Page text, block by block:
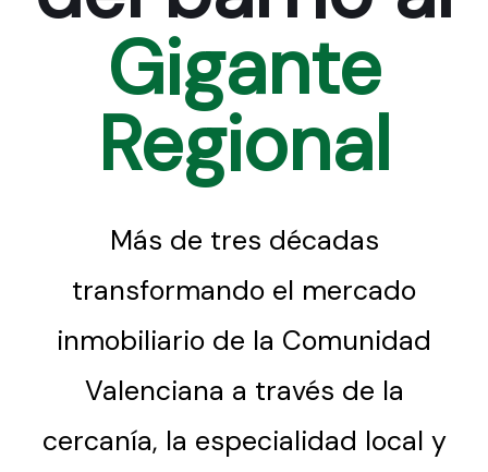
Gigante
Regional
Más de tres décadas
transformando el mercado
inmobiliario de la Comunidad
Valenciana a través de la
cercanía, la especialidad local y